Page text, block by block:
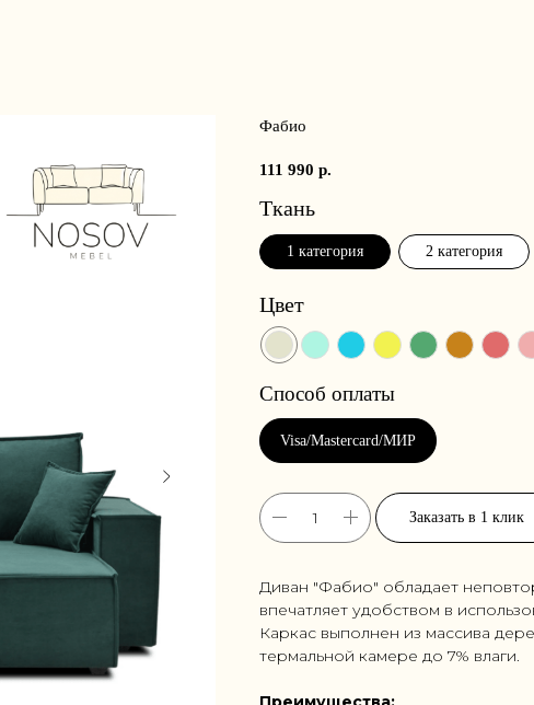
Фабио
111 990 р.
Ткань
1 категория 2 категория
Цвет
Заказать в 1 клик
Диван "Фабио" обладает
впечатляет удобством в
Каркас выполнен из массива
термальной камере до 7% влаги.